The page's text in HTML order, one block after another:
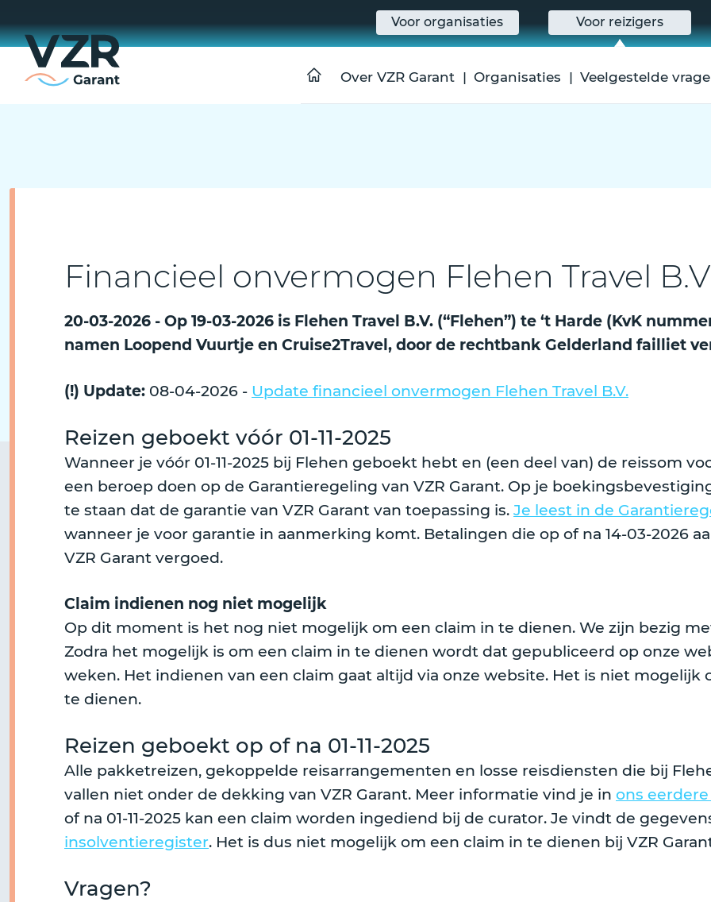
Voor organisaties Voor reizigers
Over VZR Garant Organisaties Veelgestelde
Financieel onvermogen Flehen Travel
20-03-2026 - Op 19-03-2026 is Flehen Travel B.V. (“Flehen”) te ‘t Harde (KvK
namen Loopend Vuurtje en Cruise2Travel, door de rechtbank Gelderland failliet
(!) Update: 08-04-2026 - Update financieel onvermogen Flehen Travel B.V.
Reizen geboekt vóór 01-11-2025
Wanneer je vóór 01-11-2025 bij Flehen geboekt hebt en (een deel van) de reissom
een beroep doen op de Garantieregeling van VZR Garant. Op je
te staan dat de garantie van VZR Garant van toepassing is. Je leest in de
wanneer je voor garantie in aanmerking komt. Betalingen die op of na 14-03-2026
VZR Garant vergoed.
Claim indienen nog niet mogelijk
Op dit moment is het nog niet mogelijk om een claim in te dienen. We zijn bezig
Zodra het mogelijk is om een claim in te dienen wordt dat gepubliceerd op onze
weken. Het indienen van een claim gaat altijd via onze website. Het is niet
te dienen.
Reizen geboekt op of na 01-11-2025
Alle pakketreizen, gekoppelde reisarrangementen en losse reisdiensten die bij
vallen niet onder de dekking van VZR Garant. Meer informatie vind je in ons
of na 01-11-2025 kan een claim worden ingediend bij de curator. Je vindt de
insolventieregister. Het is dus niet mogelijk om een claim in te dienen bij VZR
Vragen?